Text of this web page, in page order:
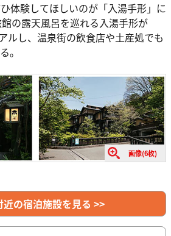
体験してほしいのが「入湯手形」に
の露天風呂を巡れる入湯手形が
ルし、温泉街の飲食店や土産処でも
。
画像(6枚)
近の宿泊施設を見る >>